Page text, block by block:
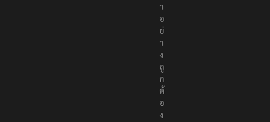
อ
ห
า
อ
ย่
า
ง
ถู
ก
ต้